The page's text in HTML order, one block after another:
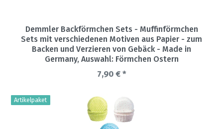
Demmler Backförmchen Sets - Muffinförmchen
Sets mit verschiedenen Motiven aus Papier - zum
Backen und Verzieren von Gebäck - Made in
Germany, Auswahl: Förmchen Ostern
7,90 € *
Artikelpaket